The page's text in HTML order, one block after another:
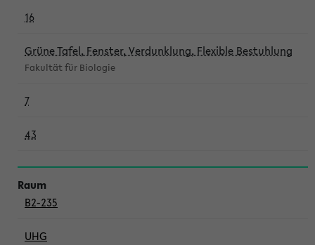
16
Grüne Tafel, Fenster, Verdunklung, Flexible Bestuhlung
Fakultät für Biologie
7
43
B2-235
UHG